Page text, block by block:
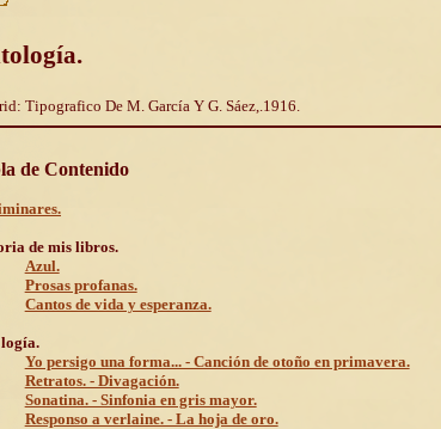
Tipografico De M. García Y G. Sáez,.1916.
de Contenido
de mis libros.
Azul.
Prosas profanas.
Cantos de vida y esperanza.
Yo persigo una forma... - Canción de otoño en primavera.
Retratos. - Divagación.
Sonatina. - Sinfonia en gris mayor.
Responso a verlaine. - La hoja de oro.